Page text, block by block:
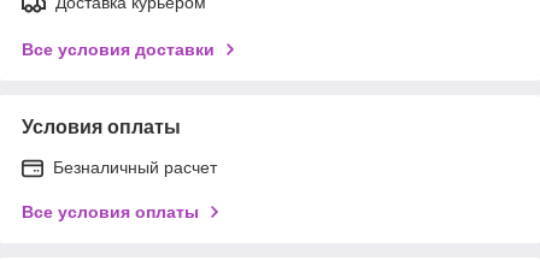
Все условия доставки
Условия оплаты
Безналичный расчет
Все условия оплаты